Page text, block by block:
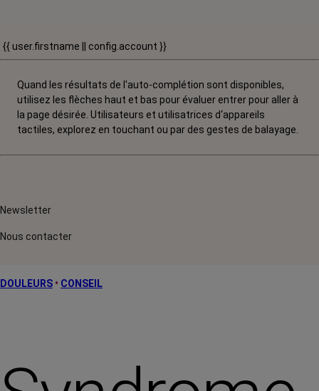
{{ user.firstname || config.account }}
Quand les résultats de l'auto-complétion sont disponibles,
utilisez les flèches haut et bas pour évaluer entrer pour aller à
la page désirée. Utilisateurs et utilisatrices d‘appareils
tactiles, explorez en touchant ou par des gestes de balayage.
Newsletter
Nous contacter
DOULEURS • CONSEIL